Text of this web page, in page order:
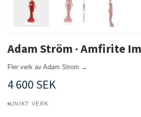
Adam Ström · Amfirite
Fler verk av Adam Strom →
4 600 SEK
UNIKT VERK